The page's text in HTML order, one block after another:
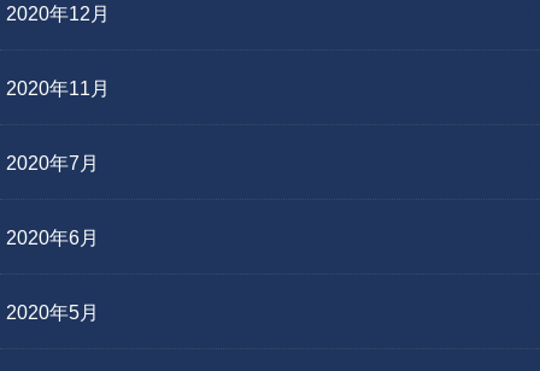
2020年12月
2020年11月
2020年7月
2020年6月
2020年5月